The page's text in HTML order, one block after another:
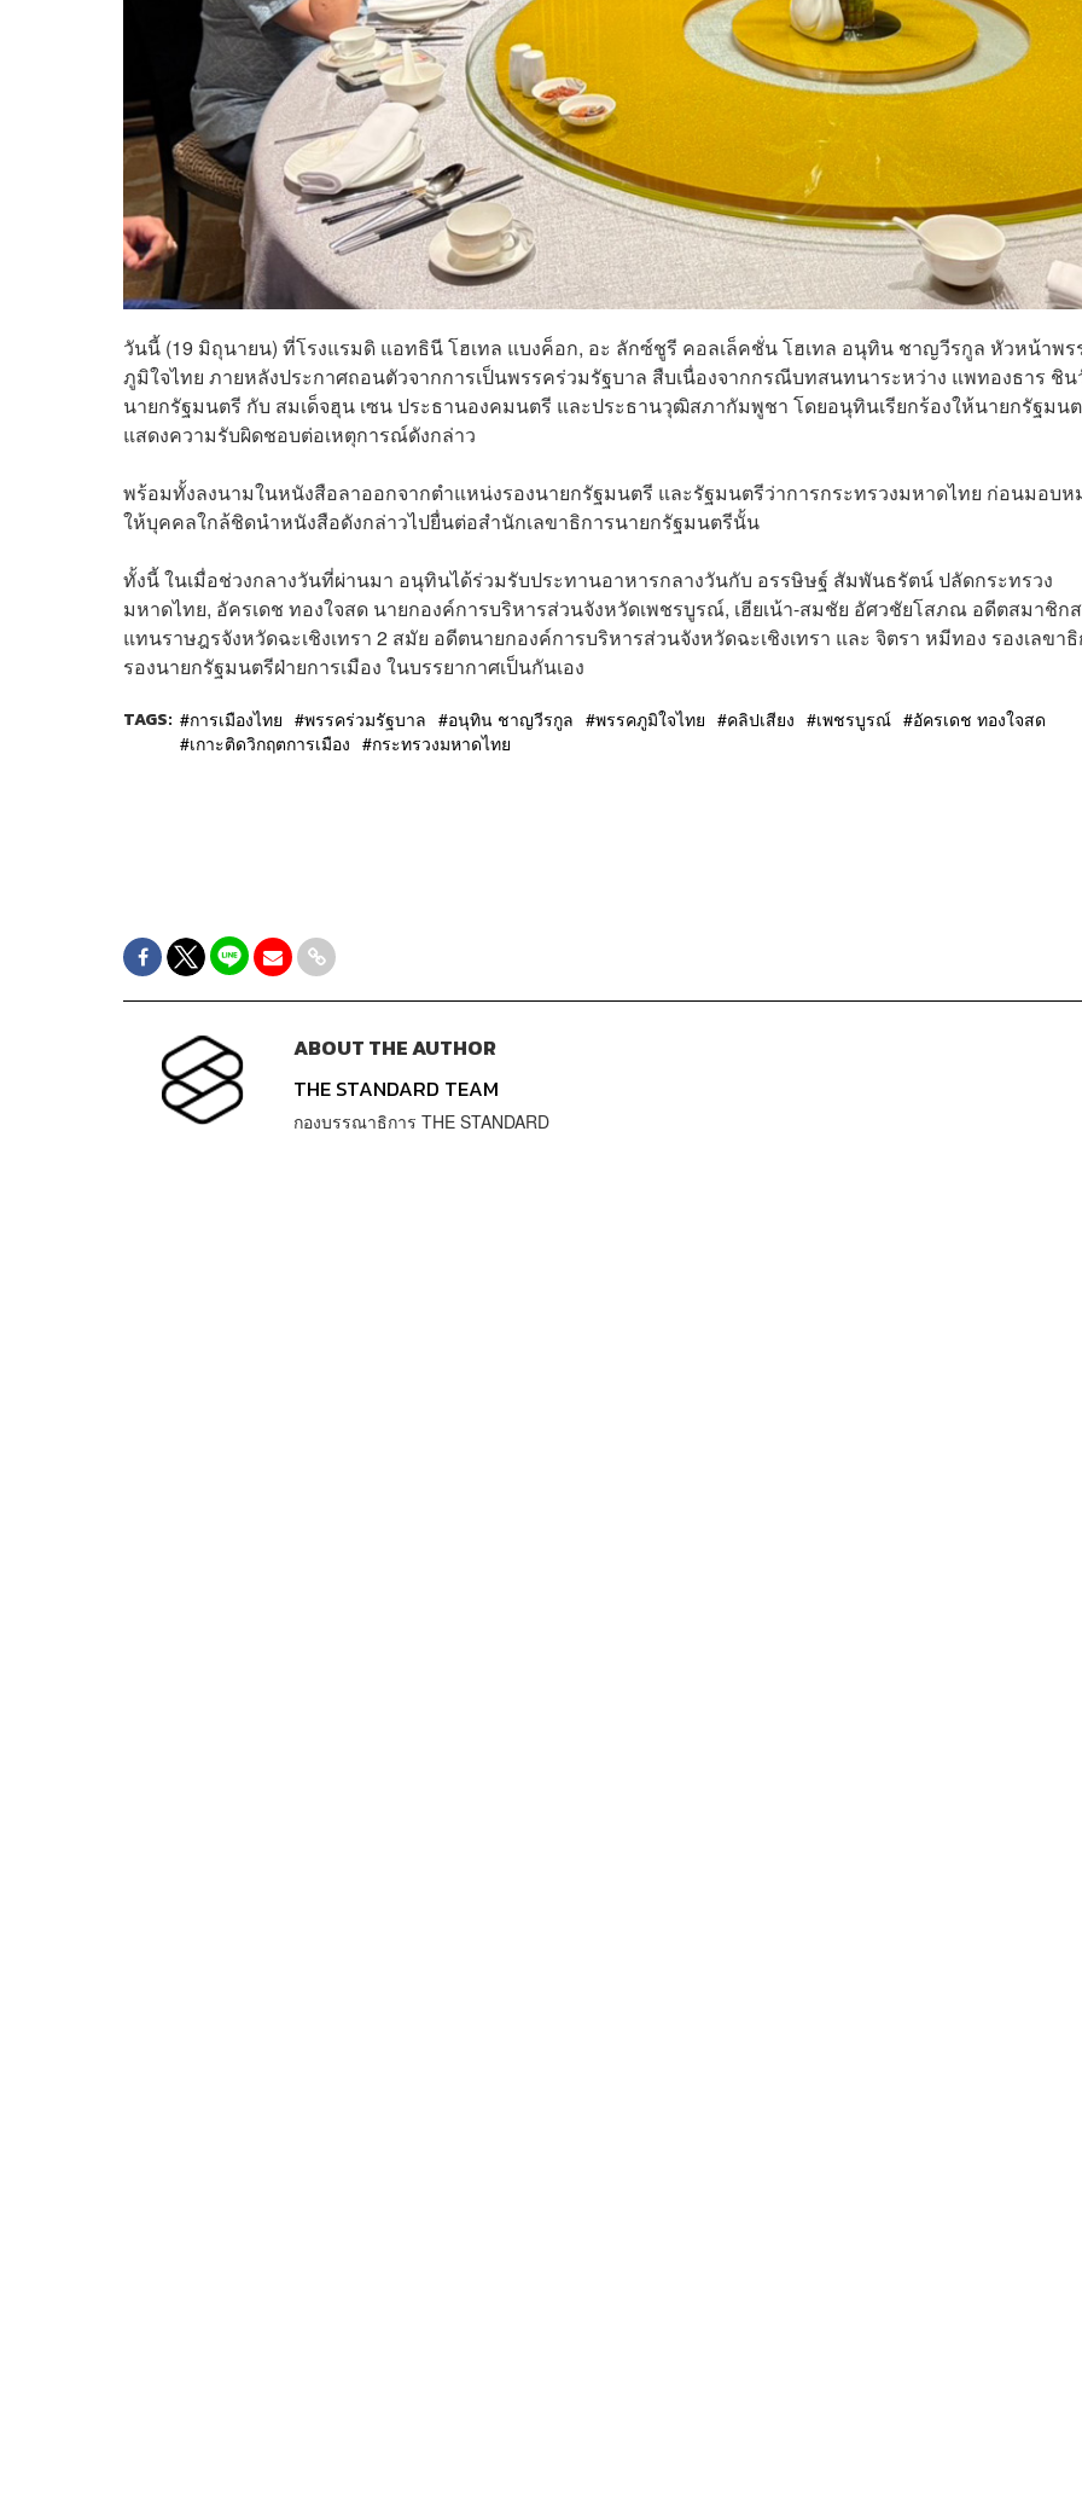
วันนี้ (19 มิถุนายน) ที่โรงแรมดิ แอทธินี โฮเทล แบงค็อก, อะ ลักซ์ชูรี คอลเล็คชั่น โฮเทล อนุทิน ชาญวีรกูล หัวหน้าพร
ภูมิใจไทย ภายหลังประกาศถอนตัวจากการเป็นพรรคร่วมรัฐบาล สืบเนื่องจากกรณีบทสนทนาระหว่าง แพทองธาร ชิน
นายกรัฐมนตรี กับ สมเด็จฮุน เซน ประธานองคมนตรี และประธานวุฒิสภากัมพูชา โดยอนุทินเรียกร้องให้นายกรัฐมน
แสดงความรับผิดชอบต่อเหตุการณ์ดังกล่าว
พร้อมทั้งลงนามในหนังสือลาออกจากตำแหน่งรองนายกรัฐมนตรี และรัฐมนตรีว่าการกระทรวงมหาดไทย ก่อนมอบห
ให้บุคคลใกล้ชิดนำหนังสือดังกล่าวไปยื่นต่อสำนักเลขาธิการนายกรัฐมนตรีนั้น
ทั้งนี้ ในเมื่อช่วงกลางวันที่ผ่านมา อนุทินได้ร่วมรับประทานอาหารกลางวันกับ อรรษิษฐ์ สัมพันธรัตน์ ปลัดกระทรวง
มหาดไทย, อัครเดช ทองใจสด นายกองค์การบริหารส่วนจังหวัดเพชรบูรณ์, เฮียเน้า-สมชัย อัศวชัยโสภณ อดีตสมาชิก
แทนราษฎรจังหวัดฉะเชิงเทรา 2 สมัย อดีตนายกองค์การบริหารส่วนจังหวัดฉะเชิงเทรา และ จิตรา หมีทอง รองเลขา
รองนายกรัฐมนตรีฝ่ายการเมือง ในบรรยากาศเป็นกันเอง
TAGS: การเมืองไทย พรรคร่วมรัฐบาล อนุทิน ชาญวีรกูล พรรคภูมิใจไทย คลิปเสียง เพชรบูรณ์
อัครเดช ทองใจสด
เกาะติดวิกฤตการเมือง
กระทรวงมหาดไทย
ABOUT THE AUTHOR
THE STANDARD TEAM
กองบรรณาธิการ THE STANDARD